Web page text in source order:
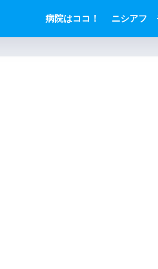
病院はココ！ ニシアフ